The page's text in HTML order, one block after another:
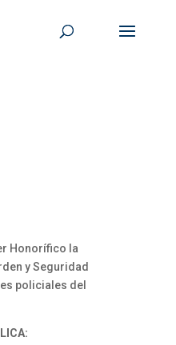
Honorífico la
y Seguridad
policiales del